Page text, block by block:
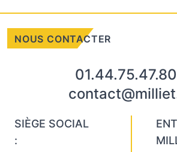
NOUS CONTACTER
01.44.75.47.80
SIÈGE SOCIAL
: